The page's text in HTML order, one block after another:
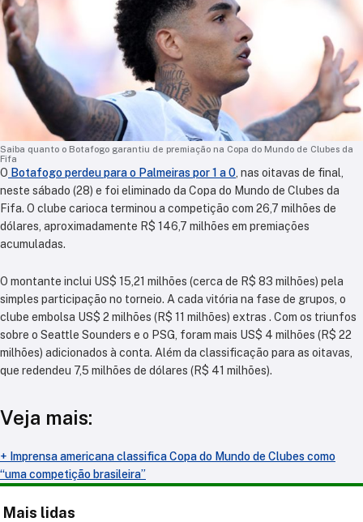
Saiba quanto o Botafogo garantiu de premiação na Copa do Mundo de Clubes da
Fifa
O Botafogo perdeu para o Palmeiras por 1 a 0 , nas oitavas de final,
neste sábado (28) e foi eliminado da Copa do Mundo de Clubes da
Fifa. O clube carioca terminou a competição com 26,7 milhões de
dólares, aproximadamente R$ 146,7 milhões em premiações
acumuladas.
O montante inclui US$ 15,21 milhões (cerca de R$ 83 milhões) pela
simples participação no torneio. A cada vitória na fase de grupos, o
clube embolsa US$ 2 milhões (R$ 11 milhões) extras . Com os triunfos
sobre o Seattle Sounders e o PSG, foram mais US$ 4 milhões (R$ 22
milhões) adicionados à conta. Além da classificação para as oitavas,
que redendeu 7,5 milhões de dólares (R$ 41 milhões).
Veja mais:
+ Imprensa americana classifica Copa do Mundo de Clubes como
“uma competição brasileira”
Mais lidas